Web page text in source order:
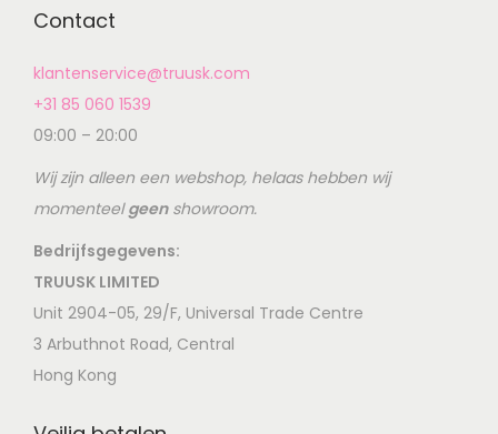
Contact
klantenservice@truusk.com
+31 85 060 1539
09:00 – 20:00
Wij zijn alleen een webshop, helaas hebben wij
momenteelgeenshowroom.
Bedrijfsgegevens:
TRUUSK LIMITED
Unit 2904-05, 29/F, Universal Trade Centre
3 Arbuthnot Road, Central
Hong Kong